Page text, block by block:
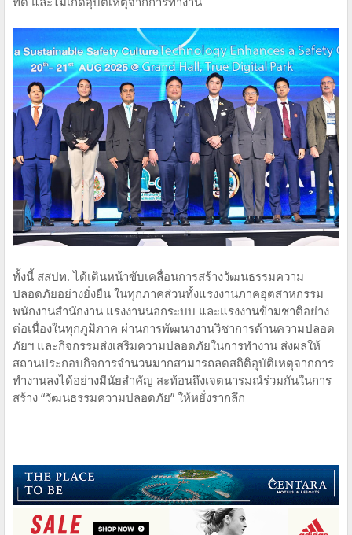
ทั้งนี้ สสปท. ได้เดินหน้าขับเคลื่อนการสร้างวัฒนธรรมความ
ปลอดภัยอย่างยั่งยืน ในทุกภาคส่วนทั้งแรงงานภาคอุตสาหกรรม
พนักงานสำนักงาน แรงงานนอกระบบ และแรงงานข้ามชาติอย่าง
ต่อเนื่องในทุกภูมิภาค ผ่านการพัฒนางานวิชาการด้านความปลอด
ภัยฯ และกิจกรรมส่งเสริมความปลอดภัยในการทำงาน ส่งผลให้
สถานประกอบกิจการจำนวนมากสามารถลดสถิติอุบัติเหตุจากการ
ทำงานลงได้อย่างมีนัยสำคัญ สะท้อนถึงเจตนารมณ์ร่วมกันในการ
สร้าง “วัฒนธรรมความปลอดภัย” ให้หยั่งรากลึก